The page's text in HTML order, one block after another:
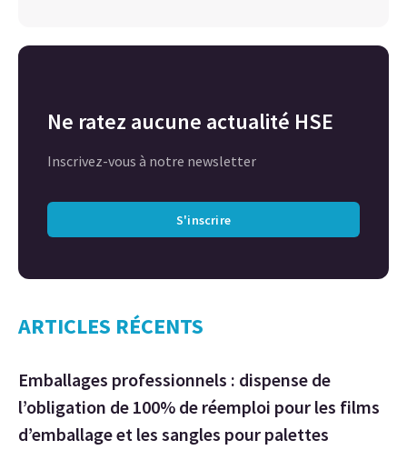
Ne ratez aucune actualité HSE
Inscrivez-vous à notre newsletter
S'inscrire
ARTICLES RÉCENTS
Emballages professionnels : dispense de
l’obligation de 100% de réemploi pour les films
d’emballage et les sangles pour palettes